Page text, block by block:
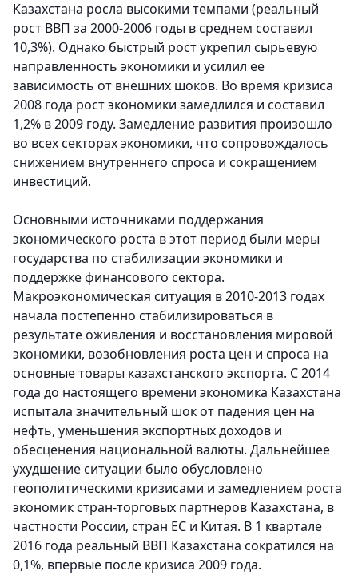
Казахстана росла высокими темпами (реальный
рост ВВП за 2000-2006 годы в среднем составил
10,3%). Однако быстрый рост укрепил сырьевую
направленность экономики и усилил ее
зависимость от внешних шоков. Во время кризиса
2008 года рост экономики замедлился и составил
1,2% в 2009 году. Замедление развития произошло
во всех секторах экономики, что сопровождалось
снижением внутреннего спроса и сокращением
инвестиций.
Основными источниками поддержания
экономического роста в этот период были меры
государства по стабилизации экономики и
поддержке финансового сектора.
Макроэкономическая ситуация в 2010-2013 годах
начала постепенно стабилизироваться в
результате оживления и восстановления мировой
экономики, возобновления роста цен и спроса на
основные товары казахстанского экспорта. С 2014
года до настоящего времени экономика Казахстана
испытала значительный шок от падения цен на
нефть, уменьшения экспортных доходов и
обесценения национальной валюты. Дальнейшее
ухудшение ситуации было обусловлено
геополитическими кризисами и замедлением роста
экономик стран-торговых партнеров Казахстана, в
частности России, стран ЕС и Китая. В 1 квартале
2016 года реальный ВВП Казахстана сократился на
0,1%, впервые после кризиса 2009 года.